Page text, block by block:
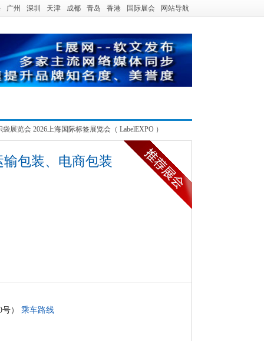
广州 深圳 天津 成都 青岛 香港 国际展会 网站导航
展览会 2026上海国际标签展览会（ LabelEXPO ）
输包装、电商包装
）
乘车路线